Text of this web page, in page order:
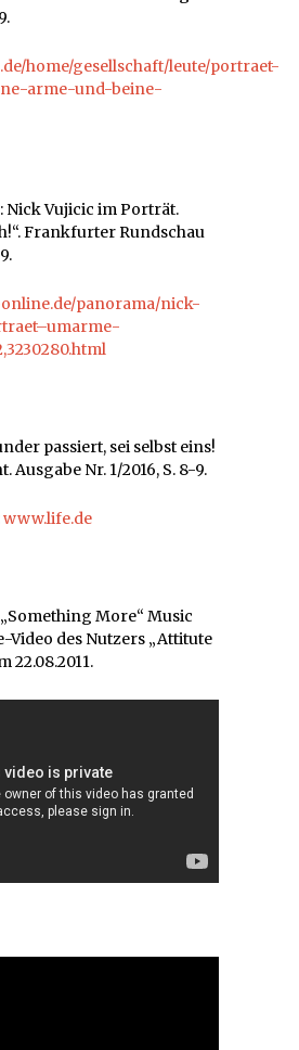
home/gesellschaft/leute/portraet-
arme-und-beine-
Nick Vujicic im Porträt.
Frankfurter Rundschau
panorama/nick-
passiert, sei selbst eins!
Ausgabe Nr. 1/2016, S. 8-9.
www.life.de
More“ Music
Video des Nutzers „Attitute
22.08.2011.